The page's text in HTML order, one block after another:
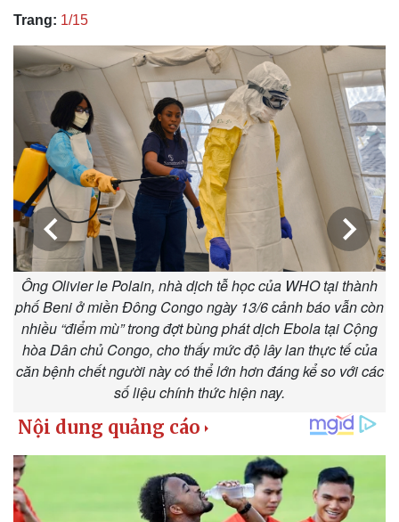
Thế giới
Quan sát
Cuộc sống đó đây
Hồ sơ
Multimedia
Video
Ảnh
E-Magazine
Infographic
Kinh tế
Bất động sản
Khởi nghiệp
Giá vàng
Tiêu dùng
Tỷ giá
Chứng khoán
Trang: 1/15
Ông Olivier le Polain, nhà dịch tễ học của WHO tại thành
phố Beni ở miền Đông Congo ngày 13/6 cảnh báo vẫn còn
nhiều “điểm mù” trong đợt bùng phát dịch Ebola tại Cộng
hòa Dân chủ Congo, cho thấy mức độ lây lan thực tế của
căn bệnh chết người này có thể lớn hơn đáng kể so với các
số liệu chính thức hiện nay.